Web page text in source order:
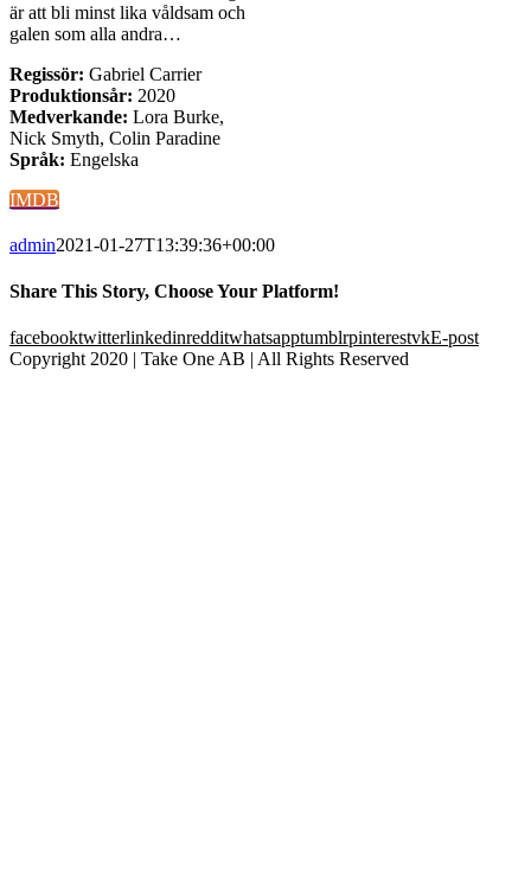
är att bli minst lika våldsam och
galen som alla andra…
Regissör: Gabriel Carrier
Produktionsår: 2020
Medverkande: Lora Burke,
Nick Smyth, Colin Paradine
Språk: Engelska
IMDB
admin2021-01-27T13:39:36+00:00
Share This Story, Choose Your Platform!
facebooktwitterlinkedinredditwhatsapptumblrpinterestvkE-post
Copyright 2020 | Take One AB | All Rights Reserved